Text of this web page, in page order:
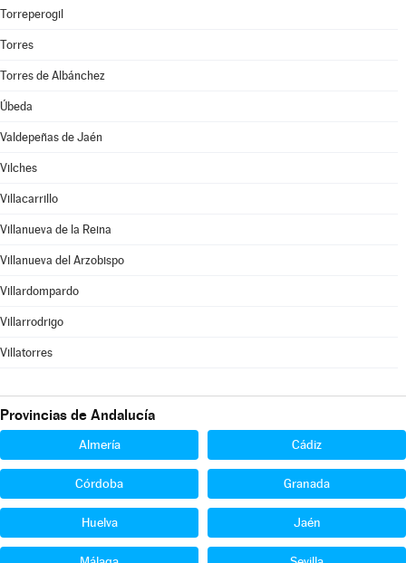
Torreperogil
Torres
Torres de Albánchez
Úbeda
Valdepeñas de Jaén
Vilches
Villacarrillo
Villanueva de la Reina
Villanueva del Arzobispo
Villardompardo
Villarrodrigo
Villatorres
Provincias de Andalucía
Almería Cádiz
Córdoba Granada
Huelva Jaén